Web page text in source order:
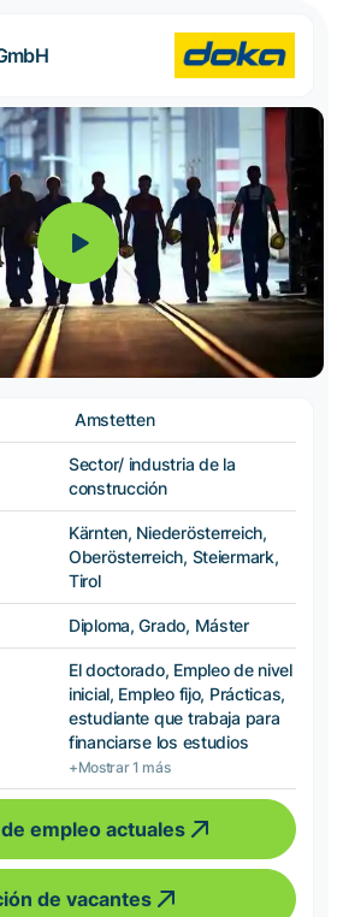
Amstetten
Sector/ industria de la
construcción
Kärnten, Niederösterreich,
Oberösterreich, Steiermark,
Tirol
Diploma, Grado, Máster
El doctorado, Empleo de nivel
inicial, Empleo fijo, Prácticas,
estudiante que trabaja para
financiarse los estudios
+Mostrar 1 más
empleo actuales
de vacantes